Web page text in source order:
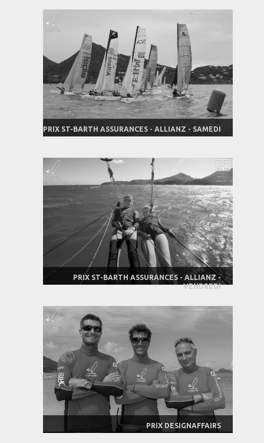
PRIX ST-BARTH ASSURANCES - ALLIANZ - SAMEDI
PRIX ST-BARTH ASSURANCES - ALLIANZ -
VENDREDI
PRIX DESIGNAFFAIRS